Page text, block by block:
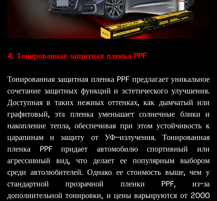
4. Тонированная защитная пленка PPF
Тонированная защитная пленка PPF предлагает уникальное
сочетание защитных функций и эстетического улучшения.
Доступная в таких нежных оттенках, как дымчатый или
графитовый, эта пленка уменьшает солнечные блики и
накопление тепла, обеспечивая при этом устойчивость к
царапинам и защиту от УФ-излучения. Тонированная
пленка PPF придает автомобилю спортивный или
агрессивный вид, что делает ее популярным выбором
среди автолюбителей. Однако ее стоимость выше, чем у
стандартной прозрачной пленки PPF, из-за
дополнительной тонировки, и цены варьируются от 2000